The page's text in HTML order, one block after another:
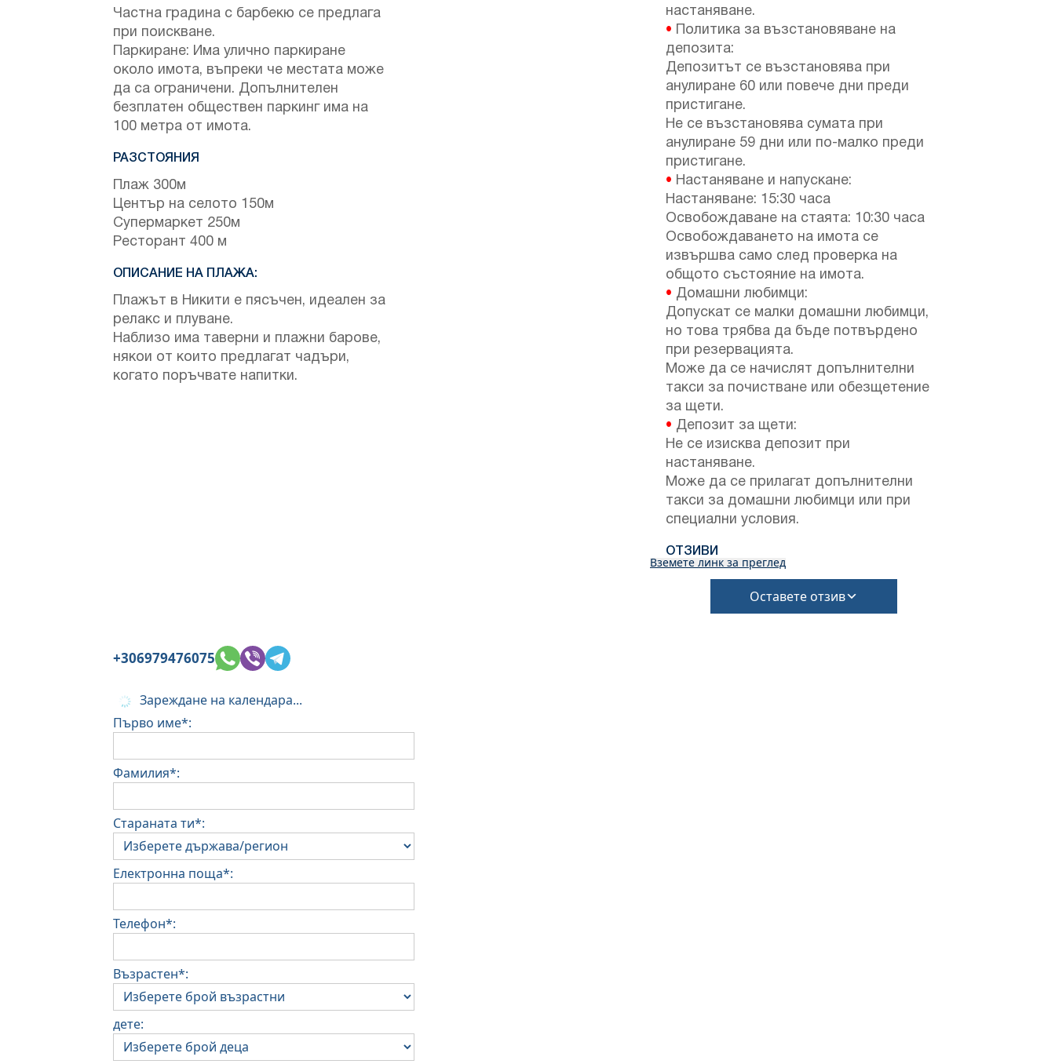
Частна градина с барбекю се предлага
при поискване.
Паркиране: Има улично паркиране
около имота, въпреки че местата може
да са ограничени. Допълнителен
безплатен обществен паркинг има на
100 метра от имота.
РАЗСТОЯНИЯ
Плаж 300м
Център на селото 150м
Супермаркет 250м
Ресторант 400 м
ОПИСАНИЕ НА ПЛАЖА:
Плажът в Никити е пясъчен, идеален за
релакс и плуване.
Наблизо има таверни и плажни барове,
някои от които предлагат чадъри,
когато поръчвате напитки.
настаняване.
• Политика за възстановяване на
депозита:
Депозитът се възстановява при
анулиране 60 или повече дни преди
пристигане.
Не се възстановява сумата при
анулиране 59 дни или по-малко преди
пристигане.
• Настаняване и напускане:
Настаняване: 15:30 часа
Освобождаване на стаята: 10:30 часа
Освобождаването на имота се
извършва само след проверка на
общото състояние на имота.
• Домашни любимци:
Допускат се малки домашни любимци,
но това трябва да бъде потвърдено
при резервацията.
Може да се начислят допълнителни
такси за почистване или обезщетение
за щети.
• Депозит за щети:
Не се изисква депозит при
настаняване.
Може да се прилагат допълнителни
такси за домашни любимци или при
специални условия.
ОТЗИВИ
Вземете линк за преглед
Оставете отзив
+306979476075
Зареждане на календара...
Първо име*:
Фамилия*:
Стараната ти*:
Електронна поща*:
Телефон*:
Възрастен*:
дете: